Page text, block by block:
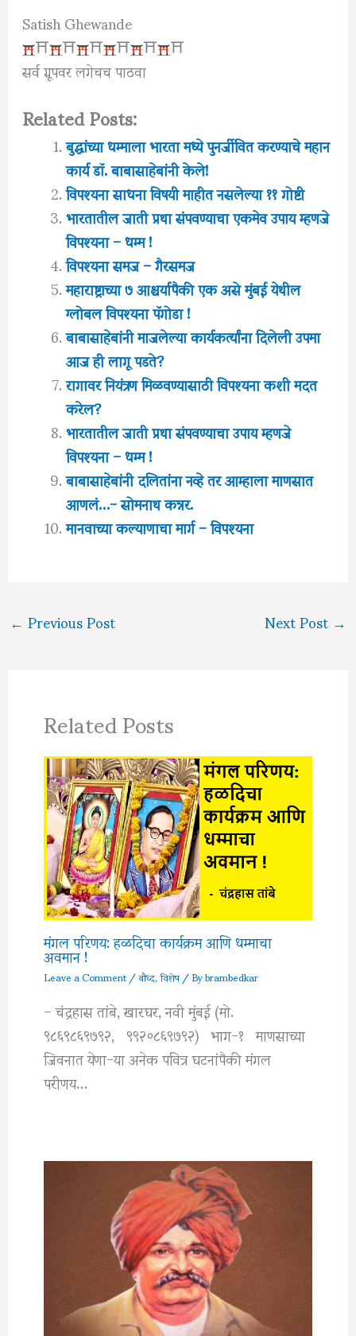
Satish Ghewande
⛩ ⛩ ⛩ ⛩ ⛩ ⛩
सर्व ग्रूपवर लगेचच पाठवा
Related Posts:
बुद्धांच्या धम्माला भारता मध्ये पुनर्जीवित करण्याचे महान
कार्य डॉ. बाबासाहेबांनी केले!
विपश्यना साधना विषयी माहीत नसलेल्या ११ गोष्टी
भारतातील जाती प्रथा संपवण्याचा एकमेव उपाय म्हणजे
विपश्यना – धम्म !
विपश्यना समज – गैरसमज
महाराष्ट्राच्या ७ आश्चर्यापैकी एक असे मुंबई येथील
ग्लोबल विपश्यना पॅगोडा !
बाबासाहेबांनी माजलेल्या कार्यकर्त्यांना दिलेली उपमा
आज ही लागू पडते?
रागावर नियंत्रण मिळवण्यासाठी विपश्यना कशी मदत
करेल?
भारतातील जाती प्रथा संपवण्याचा उपाय म्हणजे
विपश्यना – धम्म !
बाबासाहेबांनी दलितांना नव्हे तर आम्हाला माणसात
आणलं…- सोमनाथ कन्नर.
मानवाच्या कल्याणाचा मार्ग – विपश्यना
←Previous Post Next Post→
Related Posts
मंगल परिणय: हळदिचा कार्यक्रम आणि धम्माचा
अवमान !
Leave a Comment/बौध्द,विशेष/ Bybrambedkar
– चंद्रहास तांबे, खारघर, नवी मुंबई (मो.
९८६९८६९७९२, ९९२०८६९७९२) भाग-१ माणसाच्या
जिवनात येणा-या अनेक पवित्र घटनांपैकी मंगल
परीणय…